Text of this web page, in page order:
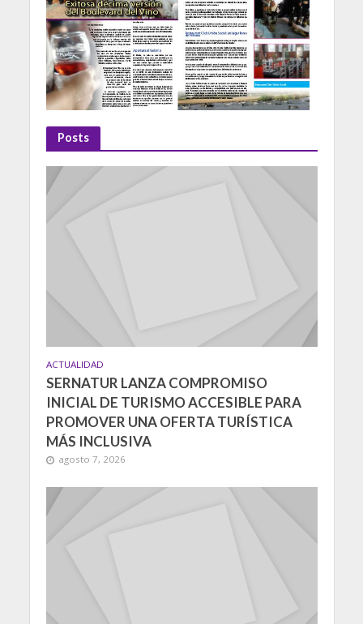
Posts
ACTUALIDAD
SERNATUR LANZA COMPROMISO
INICIAL DE TURISMO ACCESIBLE PARA
PROMOVER UNA OFERTA TURÍSTICA
MÁS INCLUSIVA
agosto 7, 2026